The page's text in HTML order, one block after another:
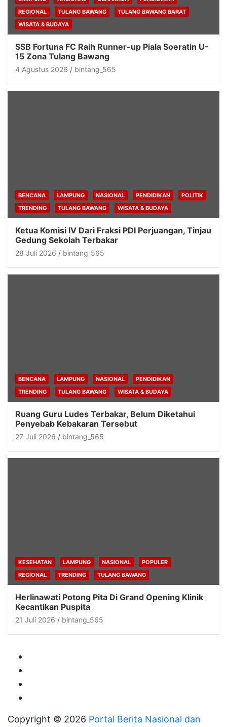
REGIONAL
TULANG BAWANG
TULANG BAWANG BARAT
WISATA & BUDAYA
SSB Fortuna FC Raih Runner-up Piala Soeratin U-
15 Zona Tulang Bawang
4 Agustus 2026 bintang_565
BENCANA LAMPUNG NASIONAL PENDIDIKAN
POLITIK
TRENDING
TULANG BAWANG WISATA & BUDAYA
Ketua Komisi IV Dari Fraksi PDI Perjuangan, Tinjau
Gedung Sekolah Terbakar
28 Juli 2026 bintang_565
BENCANA LAMPUNG NASIONAL
PENDIDIKAN
TRENDING
TULANG BAWANG WISATA & BUDAYA
Ruang Guru Ludes Terbakar, Belum Diketahui
Penyebab Kebakaran Tersebut
27 Juli 2026 bintang_565
KESEHATAN LAMPUNG NASIONAL
POPULER
REGIONAL
TRENDING TULANG BAWANG
Herlinawati Potong Pita Di Grand Opening Klinik
Kecantikan Puspita
21 Juli 2026 bintang_565
Copyright © 2026 Portal Berita Nasional dan